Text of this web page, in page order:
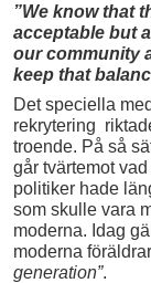
”We know that
acceptable but
our community
keep that
Det speciella
rekrytering
troende. På så
går tvärtemot
politiker hade
som skulle vara
moderna. Idag
moderna
generation”.